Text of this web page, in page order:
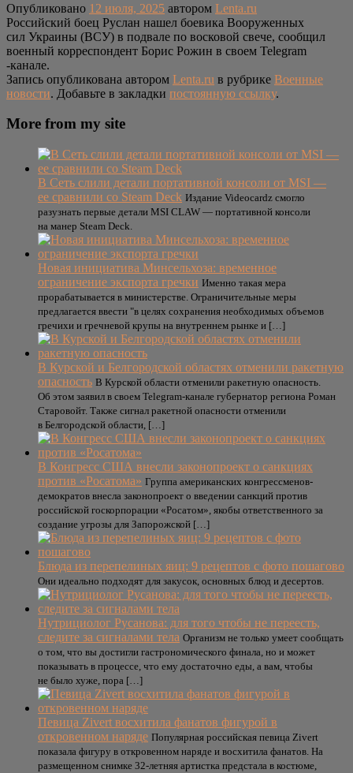
Опубликовано 12 июля, 2025 автором Lenta.ru
Российский боец Руслан нашел боевика Вооруженных
сил Украины (ВСУ) в подвале по восковой свече, сообщил
военный корреспондент Борис Рожин в своем Telegram
-канале.
Запись опубликована автором Lenta.ru в рубрике Военные
новости. Добавьте в закладки постоянную ссылку.
More from my site
В Сеть слили детали портативной консоли от MSI —
ее сравнили со Steam Deck Издание Videocardz смогло
разузнать первые детали MSI CLAW — портативной консоли
на манер Steam Deck.
Новая инициатива Минсельхоза: временное
ограничение экспорта гречки Именно такая мера
прорабатывается в министерстве. Ограничительные меры
предлагается ввести "в целях сохранения необходимых объемов
гречихи и гречневой крупы на внутреннем рынке и […]
В Курской и Белгородской областях отменили ракетную
опасность В Курской области отменили ракетную опасность.
Об этом заявил в своем Telegram-канале губернатор региона Роман
Старовойт. Также сигнал ракетной опасности отменили
в Белгородской области, […]
В Конгресс США внесли законопроект о санкциях
против «Росатома» Группа американских конгрессменов-
демократов внесла законопроект о введении санкций против
российской госкорпорации «Росатом», якобы ответственного за
создание угрозы для Запорожской […]
Блюда из перепелиных яиц: 9 рецептов с фото пошагово
Они идеально подходят для закусок, основных блюд и десертов.
Нутрициолог Русанова: для того чтобы не переесть,
следите за сигналами тела Организм не только умеет сообщать
о том, что вы достигли гастрономического финала, но и может
показывать в процессе, что ему достаточно еды, а вам, чтобы
не было хуже, пора […]
Певица Zivert восхитила фанатов фигурой в
откровенном наряде Популярная российская певица Zivert
показала фигуру в откровенном наряде и восхитила фанатов. На
размещенном снимке 32-летняя артистка предстала в костюме,